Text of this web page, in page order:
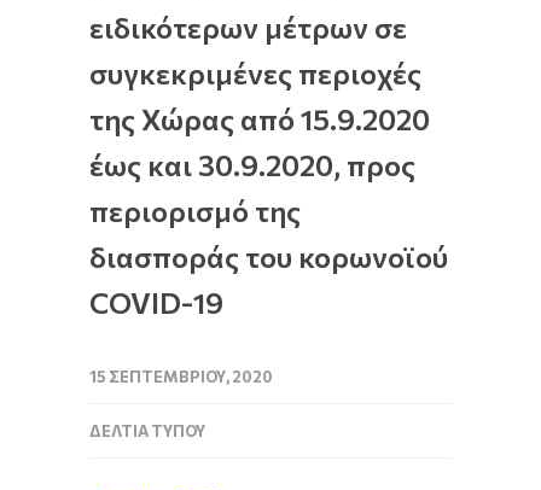
ειδικότερων μέτρων σε
συγκεκριμένες περιοχές
της Χώρας από 15.9.2020
έως και 30.9.2020, προς
περιορισμό της
διασποράς του κορωνοϊού
COVID-19
15 ΣΕΠΤΕΜΒΡΊΟΥ, 2020
ΔΕΛΤΊΑ ΤΎΠΟΥ